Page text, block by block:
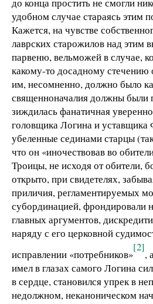
удобном случае стараясь этим
Кажется, на чувстве
лаврских старожилов над этим
парвеню, вельможей в случае,
какому-то досадному стечению
им, несомненно, должно было
священноначалия должны были
зиждилась фанатичная
головщика Логина и уставщика
убеленные сединами старцы
что он «иночествовав во
Троицы, не исходя от обители,
открыто, при свидетелях,
приличия, регламентируемых
субординацией, фрондировали
главных аргументов,
наряду с его церковной
исправлении «потребников»
[2]
,
имел в глазах самого Логина
в сердце, становился упрек в
недолжном, неканоническом